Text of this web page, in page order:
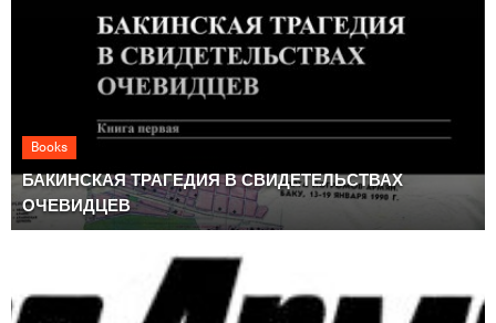
Books
БАКИНСКАЯ ТРАГЕДИЯ В СВИДЕТЕЛЬСТВАХ
ОЧЕВИДЦЕВ